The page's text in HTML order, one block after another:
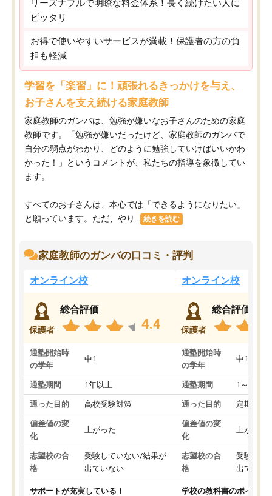
リーズナブルで明瞭な料金体系！長く続けたい人に
ピッタリ
お得で使いやすいサービスが満載！保護者の方の負
担も軽減
学習を「楽習」に！頑張れるきっかけを与え、
お子さんを支え続ける家庭教師
家庭教師のガンバは、勉強が嫌いなお子さんのための家庭
教師です。「勉強が嫌いだったけど、家庭教師のガンバで
自分の弱点がわかり、どのように勉強していけばいいかわ
かった！」というコメントが、私たちの指導を象徴してい
ます。
すべてのお子さんは、本心では「できるようになりたい」
と願っています。ただ、やり...
続きを読む
家庭教師のガンバの口コミ・評判
オンライン校
保護者
総合評価
4.4
通塾開始時
の学年
中1
通塾期間 1年以上
通った目的 高校受験対策
偏差値の変
化
上がった
志望校の合
格
受験していない/結果が
出ていない
サポートが充実している！
オンライン校
保護者
総合評価
通塾開始時
の学年
中1
通塾期間 1～3ヵ月
通った目的 定期テス
偏差値の変
化
上がった
志望校の合
格
受験して
出ていな
学校の教科書のポイント